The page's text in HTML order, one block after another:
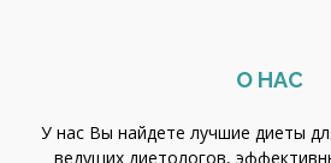
О НАС
У нас Вы найдете лучшие диеты
ведущих диетологов,